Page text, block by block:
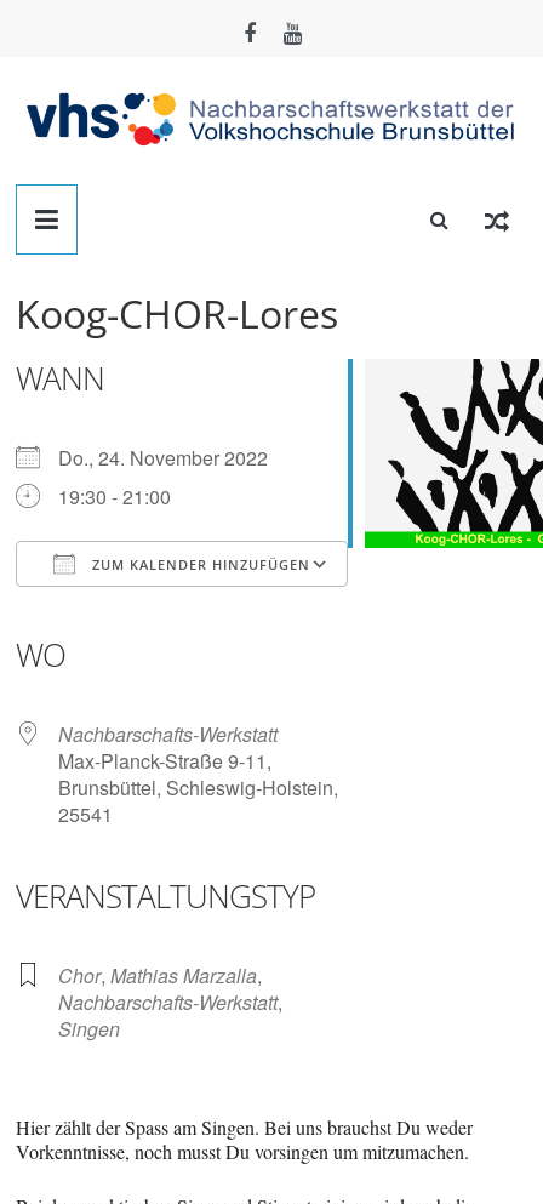
Nachbarschafts-
Werkstatt
Brunsbüttel
Der
zum
Basteln,
Tüfteln,
Digitalisieren
Koog-CHOR-Lores
WANN
Do., 24. November 2022
19:30 - 21:00
ZUM KALENDER HINZUFÜGEN
WO
Nachbarschafts-Werkstatt
Max-Planck-Straße 9-11,
Brunsbüttel, Schleswig-Holstein,
25541
VERANSTALTUNGSTYP
Chor,Mathias Marzalla,
Nachbarschafts-Werkstatt,
Singen
Hier zählt der Spass am Singen. Bei uns brauchst Du weder
Vorkenntnisse, noch musst Du vorsingen um mitzumachen.